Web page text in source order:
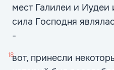
мест Галилеи и Иудеи
сила Господня
-
18вот, принесли